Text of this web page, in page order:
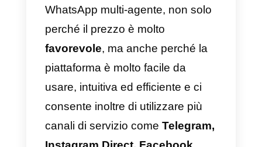
Quali sono le migliori
piattaforme per WhatsApp